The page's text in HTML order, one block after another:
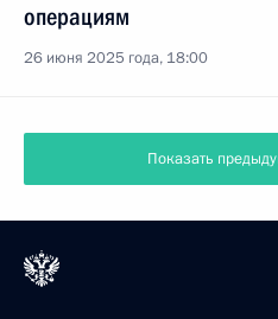
операциям
26 июня 2025 года, 18:00
Показать